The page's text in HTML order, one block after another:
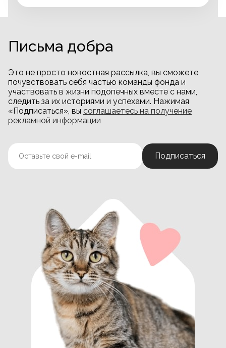
Письма добра
Это не просто новостная рассылка, вы сможете
почувствовать себя частью команды фонда и
участвовать в жизни подопечных вместе с нами,
следить за их историями и успехами. Нажимая
«Подписаться», вы соглашаетесь на получение
рекламной информации